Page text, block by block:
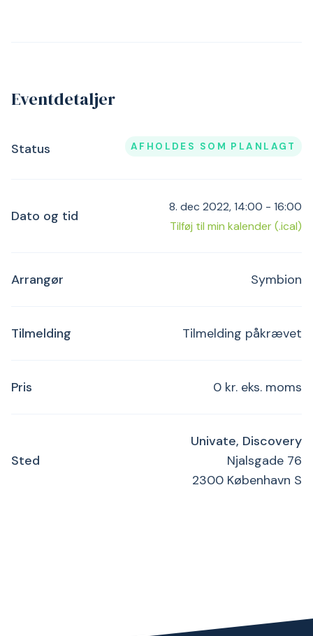
Eventdetaljer
Status AFHOLDES SOM PLANLAGT
Dato og tid
8. dec 2022, 14:00 - 16:00
Tilføj til min kalender (.ical)
Arrangør Symbion
Tilmelding Tilmelding påkrævet
Pris 0 kr. eks. moms
Sted
Univate, Discovery
Njalsgade 76
2300 København S